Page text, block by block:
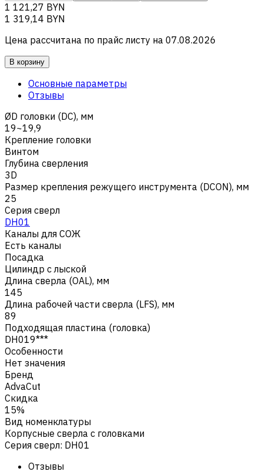
1 121,27 BYN
1 319,14 BYN
Цена рассчитана по прайс листу на 07.08.2026
В корзину
Основные параметры
Отзывы
ØD головки (DC), мм
19~19,9
Крепление головки
Винтом
Глубина сверления
3D
Размер крепления режущего инструмента (DCON), мм
25
Серия сверл
DH01
Каналы для СОЖ
Есть каналы
Посадка
Цилиндр с лыской
Длина сверла (OAL), мм
145
Длина рабочей части сверла (LFS), мм
89
Подходящая пластина (головка)
DH019***
Особенности
Нет значения
Бренд
AdvaCut
Скидка
15%
Вид номенклатуры
Корпусные сверла с головками
Серия сверл: DH01
Отзывы